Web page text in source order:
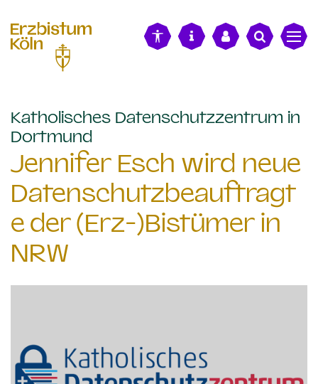
Katholisches Datenschutzzentrum in
Dortmund
Jennifer Esch wird neue
Datenschutzbeauftragt
e der (Erz-)Bistümer in
NRW